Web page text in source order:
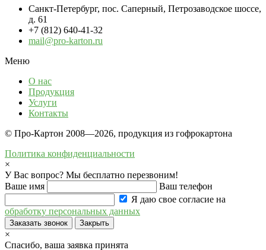
Санкт-Петербург, пос. Саперный, Петрозаводское шоссе,
д. 61
+7 (812) 640-41-32
mail@pro-karton.ru
Меню
О нас
Продукция
Услуги
Контакты
© Про-Картон 2008—2026, продукция из гофрокартона
Политика конфиденциальности
×
У Вас вопрос? Мы бесплатно перезвоним!
Ваше имя
Ваш телефон
Я даю свое согласие на
обработку персональных данных
Заказать звонок Закрыть
×
Спасибо, ваша заявка принята